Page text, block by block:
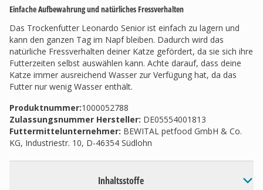
Einfache Aufbewahrung und natürliches Fressverhalten
Das Trockenfutter Leonardo Senior ist einfach zu lagern und
kann den ganzen Tag im Napf bleiben. Dadurch wird das
natürliche Fressverhalten deiner Katze gefördert, da sie sich ihre
Futterzeiten selbst auswählen kann. Achte darauf, dass deine
Katze immer ausreichend Wasser zur Verfügung hat, da das
Futter nur wenig Wasser enthält.
Produktnummer:1000052788
Zulassungsnummer Hersteller: DE05554001813
Futtermittelunternehmer: BEWITAL petfood GmbH & Co.
KG, Industriestr. 10, D-46354 Südlohn
Inhaltsstoffe